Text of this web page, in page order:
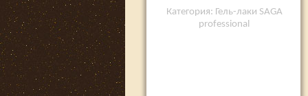
Категория: Гель-лаки SAGA
professional